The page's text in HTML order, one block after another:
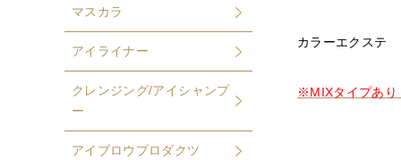
カラーエクステ
※MIXタイプあり
マスカラ
アイライナー
クレンジング/アイシャンプ
ー
アイブロウプロダクツ